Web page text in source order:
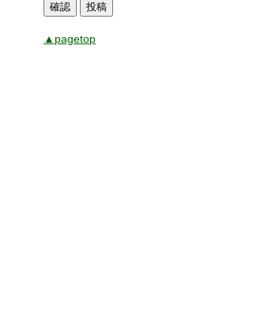
▲pagetop